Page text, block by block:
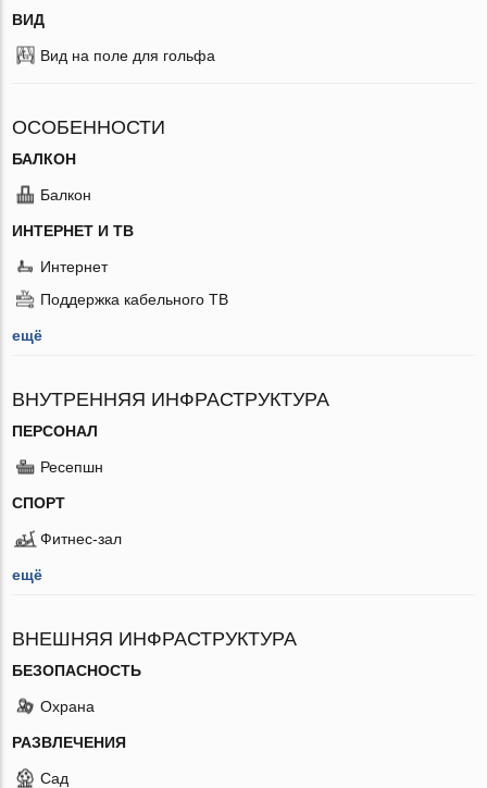
ВИД
Вид на поле для гольфа
ОСОБЕННОСТИ
БАЛКОН
Балкон
ИНТЕРНЕТ И ТВ
Интернет
Поддержка кабельного ТВ
ещё
ВНУТРЕННЯЯ ИНФРАСТРУКТУРА
ПЕРСОНАЛ
Ресепшн
СПОРТ
Фитнес-зал
ещё
ВНЕШНЯЯ ИНФРАСТРУКТУРА
БЕЗОПАСНОСТЬ
Охрана
РАЗВЛЕЧЕНИЯ
Сад